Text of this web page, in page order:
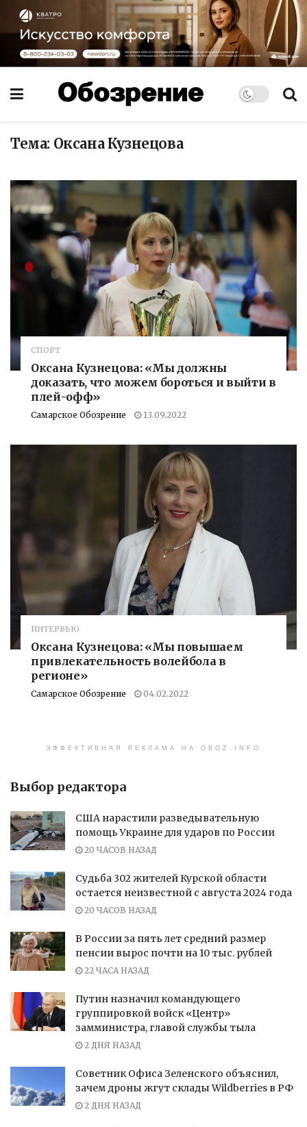
Тема: Оксана Кузнецова
СПОРТ
Оксана Кузнецова: «Мы должны
доказать, что можем бороться и выйти в
плей-офф»
Самарское Обозрение 13.09.2022
ИНТЕРВЬЮ
Оксана Кузнецова: «Мы повышаем
привлекательность волейбола в
регионе»
Самарское Обозрение 04.02.2022
ЭФФЕКТИВНАЯ РЕКЛАМА НА OBOZ.INFO
Выбор редактора
США нарастили разведывательную
помощь Украине для ударов по России
20 ЧАСОВ НАЗАД
Судьба 302 жителей Курской области
остается неизвестной с августа 2024 года
20 ЧАСОВ НАЗАД
В России за пять лет средний размер
пенсии вырос почти на 10 тыс. рублей
22 ЧАСА НАЗАД
Путин назначил командующего
группировкой войск «Центр»
замминистра, главой службы тыла
2 ДНЯ НАЗАД
Советник Офиса Зеленского объяснил,
зачем дроны жгут склады Wildberries в РФ
2 ДНЯ НАЗАД